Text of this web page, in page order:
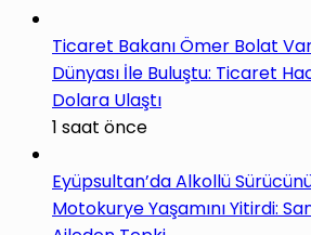
Ticaret Bakanı Ömer Bolat
Dünyası İle Buluştu: Ticaret
Dolara Ulaştı
1 saat önce
Eyüpsultan’da Alkollü
Motokurye Yaşamını Yitirdi: